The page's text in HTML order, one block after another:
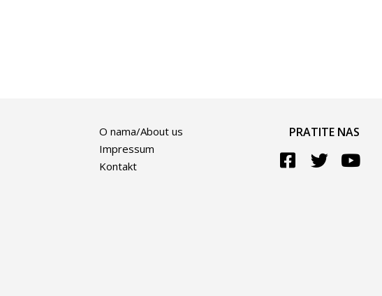
O nama/About us
Impressum
Kontakt
PRATITE NAS